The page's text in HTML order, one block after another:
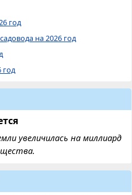
год
на 2026 год
год
увеличилась на миллиард